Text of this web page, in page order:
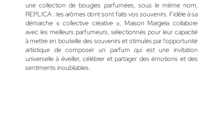
une collection de bougies parfumées, sous le même nom,
REPLICA : les arômes dont sont faits vos souvenirs. Fidèle à sa
démarche « collective créative », Maison Margiela collabore
avec les meilleurs parfumeurs, sélectionnés pour leur capacité
à mettre en bouteille des souvenirs et stimulés par l'opportunité
artistique de composer un parfum qui est une invitation
universelle à éveiller, célébrer et partager des émotions et des
sentiments inoubliables.